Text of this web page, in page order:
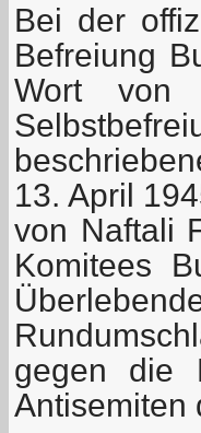
Bei der
Befreiung
Wort von
13. April
von Naftali
Komitees
gegen die
Antisemiten